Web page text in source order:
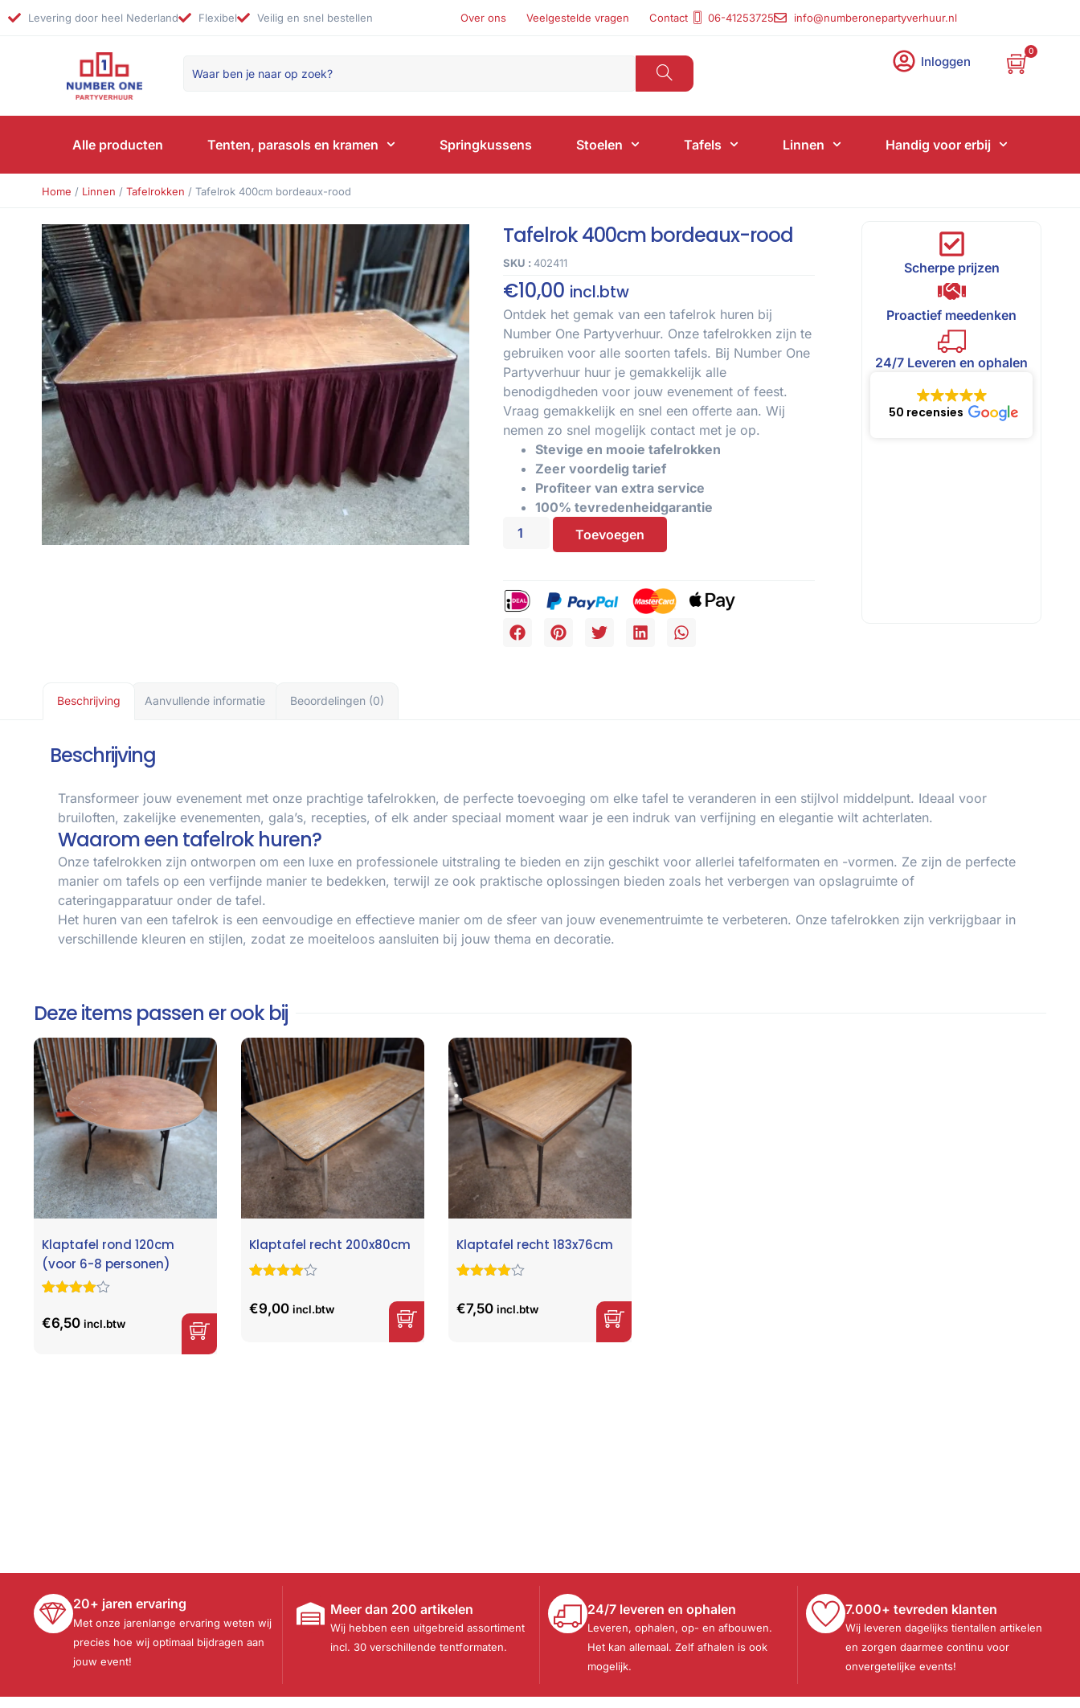
Levering door heel Nederland Flexibel Veilig en snel bestellen Over ons Veelgestelde vragen Contact 06-41253725 info@numberonepartyverhuur.nl
Inloggen
0
Alle producten Tenten, parasols en kramen Springkussens Stoelen Tafels Linnen Handig voor erbij
Home / Linnen / Tafelrokken / Tafelrok 400cm bordeaux-rood
Tafelrok 400cm bordeaux-rood
SKU :402411
€10,00 incl.btw
Ontdek het gemak van een tafelrok huren bij
Number One Partyverhuur. Onze tafelrokken zijn te
gebruiken voor alle soorten tafels. Bij Number One
Partyverhuur huur je gemakkelijk alle
benodigdheden voor jouw evenement of feest.
Vraag gemakkelijk en snel een offerte aan. Wij
nemen zo snel mogelijk contact met je op.
Stevige en mooie tafelrokken
Zeer voordelig tarief
Profiteer van extra service
100% tevredenheidgarantie
Toevoegen
Scherpe prijzen
Proactief meedenken
24/7 Leveren en ophalen
50 recensies
Beschrijving Aanvullende informatie Beoordelingen (0)
Beschrijving
Transformeer jouw evenement met onze prachtige tafelrokken, de perfecte toevoeging om elke tafel te veranderen in een stijlvol middelpunt. Ideaal voor
bruiloften, zakelijke evenementen, gala’s, recepties, of elk ander speciaal moment waar je een indruk van verfijning en elegantie wilt achterlaten.
Waarom een tafelrok huren?
Onze tafelrokken zijn ontworpen om een luxe en professionele uitstraling te bieden en zijn geschikt voor allerlei tafelformaten en -vormen. Ze zijn de perfecte
manier om tafels op een verfijnde manier te bedekken, terwijl ze ook praktische oplossingen bieden zoals het verbergen van opslagruimte of
cateringapparatuur onder de tafel.
Het huren van een tafelrok is een eenvoudige en effectieve manier om de sfeer van jouw evenementruimte te verbeteren. Onze tafelrokken zijn verkrijgbaar in
verschillende kleuren en stijlen, zodat ze moeiteloos aansluiten bij jouw thema en decoratie.
Deze items passen er ook bij
Klaptafel rond 120cm
(voor 6-8 personen)
d4.67op
5
€6,50 incl.btw
Klaptafel recht 200x80cm
d4.86op
5
€9,00 incl.btw
Klaptafel recht 183x76cm
d4.68
5
€7,50 incl.btw
20+ jaren ervaring
Met onze jarenlange ervaring weten wij
precies hoe wij optimaal bijdragen aan
jouw event!
Meer dan 200 artikelen
Wij hebben een uitgebreid assortiment
incl. 30 verschillende tentformaten.
24/7 leveren en ophalen
Leveren, ophalen, op- en afbouwen.
Het kan allemaal. Zelf afhalen is ook
mogelijk.
7.000+ tevreden klanten
Wij leveren dagelijks tientallen artikelen
en zorgen daarmee continu voor
onvergetelijke events!